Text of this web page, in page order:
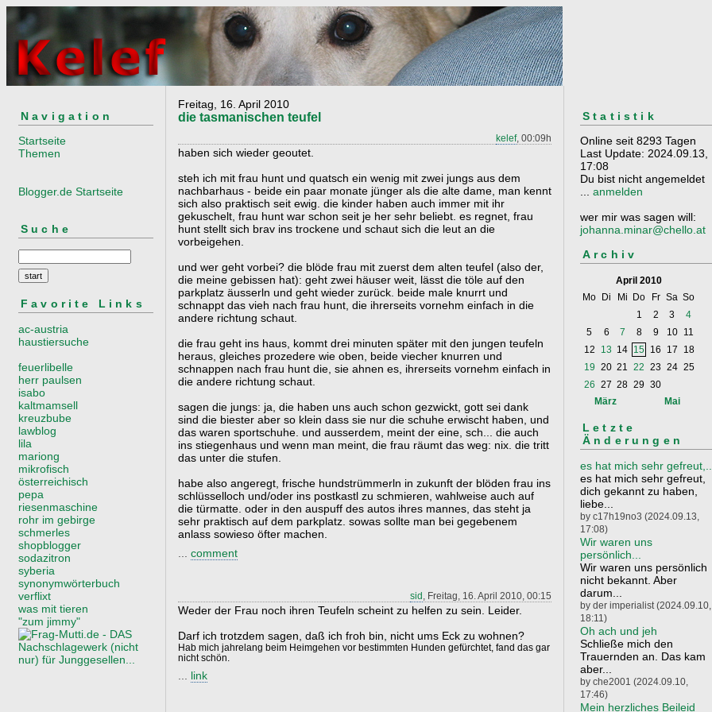
Navigation
Startseite
Themen
Blogger.de Startseite
Suche
Favorite Links
ac-austria
haustiersuche
feuerlibelle
herr paulsen
isabo
kaltmamsell
kreuzbube
lawblog
lila
mariong
mikrofisch
österreichisch
pepa
riesenmaschine
rohr im gebirge
schmerles
shopblogger
sodazitron
syberia
synonymwörterbuch
verflixt
was mit tieren
"zum jimmy"
Freitag, 16. April 2010
die tasmanischen teufel
kelef, 00:09h
haben sich wieder geoutet.
steh ich mit frau hunt und quatsch ein wenig mit zwei jungs aus dem
nachbarhaus - beide ein paar monate jünger als die alte dame, man kennt
sich also praktisch seit ewig. die kinder haben auch immer mit ihr
gekuschelt, frau hunt war schon seit je her sehr beliebt. es regnet, frau
hunt stellt sich brav ins trockene und schaut sich die leut an die
vorbeigehen.
und wer geht vorbei? die blöde frau mit zuerst dem alten teufel (also der,
die meine gebissen hat): geht zwei häuser weit, lässt die töle auf den
parkplatz äusserln und geht wieder zurück. beide male knurrt und
schnappt das vieh nach frau hunt, die ihrerseits vornehm einfach in die
andere richtung schaut.
die frau geht ins haus, kommt drei minuten später mit den jungen teufeln
heraus, gleiches prozedere wie oben, beide viecher knurren und
schnappen nach frau hunt die, sie ahnen es, ihrerseits vornehm einfach in
die andere richtung schaut.
sagen die jungs: ja, die haben uns auch schon gezwickt, gott sei dank
sind die biester aber so klein dass sie nur die schuhe erwischt haben, und
das waren sportschuhe. und ausserdem, meint der eine, sch... die auch
ins stiegenhaus und wenn man meint, die frau räumt das weg: nix. die tritt
das unter die stufen.
habe also angeregt, frische hundstrümmerln in zukunft der blöden frau ins
schlüsselloch und/oder ins postkastl zu schmieren, wahlweise auch auf
die türmatte. oder in den auspuff des autos ihres mannes, das steht ja
sehr praktisch auf dem parkplatz. sowas sollte man bei gegebenem
anlass sowieso öfter machen.
comment
sid , Freitag, 16. April 2010, 00:15
Weder der Frau noch ihren Teufeln scheint zu helfen zu sein. Leider.
Darf ich trotzdem sagen, daß ich froh bin, nicht ums Eck zu wohnen?
Hab mich jahrelang beim Heimgehen vor bestimmten Hunden gefürchtet, fand das gar
nicht schön.
link
Statistik
Online seit 8293 Tagen
Last Update: 2024.09.13,
17:08
Du bist nicht angemeldet
... anmelden
wer mir was sagen will:
johanna.minar@chello.at
Archiv
April 2010
Mo
Di Mi Do Fr Sa So
1
2 3
4
5
6 7 8 9 10
11
12
13 14 15 16 17
18
19 20 21 22 23 24 25
26 27 28 29 30
März
Mai
Letzte
Änderungen
es hat mich sehr
es hat mich sehr gefreut,
dich gekannt zu haben,
liebe...
by c17h19no3 (2024.09.13,
17:08)
Wir waren uns
persönlich...
Wir waren uns persönlich
nicht bekannt. Aber
darum...
by der imperialist (2024.09.10,
18:11)
Oh ach und jeh
Schließe mich den
Trauernden an. Das kam
aber...
by che2001 (2024.09.10,
17:46)
Mein herzliches Beileid